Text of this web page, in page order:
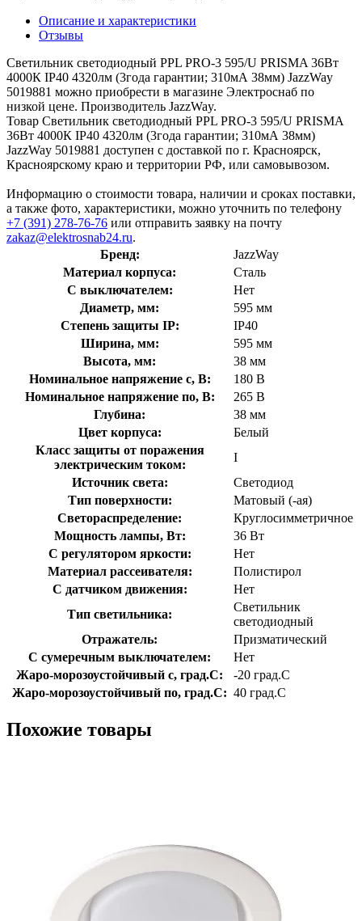
Описание и характеристики
Отзывы
Светильник светодиодный PPL PRO-3 595/U PRISMA 36Вт
4000К IP40 4320лм (3года гарантии; 310мА 38мм) JazzWay
5019881 можно приобрести в магазине Электроснаб по
низкой цене. Производитель JazzWay.
Товар Светильник светодиодный PPL PRO-3 595/U PRISMA
36Вт 4000К IP40 4320лм (3года гарантии; 310мА 38мм)
JazzWay 5019881 доступен с доставкой по г. Красноярск,
Красноярскому краю и территории РФ, или самовывозом.
Информацию о стоимости товара, наличии и сроках поставки,
а также фото, характеристики, можно уточнить по телефону
+7 (391) 278-76-76 или отправить заявку на почту
zakaz@elektrosnab24.ru.
Бренд:
JazzWay
Материал корпуса:
Сталь
С выключателем:
Нет
Диаметр, мм:
595 мм
Степень защиты IP:
IP40
Ширина, мм:
595 мм
Высота, мм:
38 мм
Номинальное напряжение с, В:
180 В
Номинальное напряжение по, В:
265 В
Глубина:
38 мм
Цвет корпуса:
Белый
Класс защиты от поражения
электрическим током:
I
Источник света:
Светодиод
Тип поверхности:
Матовый (-ая)
Светораспределение:
Круглосимметричное
Мощность лампы, Вт:
36 Вт
С регулятором яркости:
Нет
Материал рассеивателя:
Полистирол
С датчиком движения:
Нет
Тип светильника:
Светильник
светодиодный
Отражатель:
Призматический
С сумеречным выключателем:
Нет
Жаро-морозоустойчивый с, град.C:
-20 град.C
Жаро-морозоустойчивый по, град.C: 40 град.C
Похожие товары